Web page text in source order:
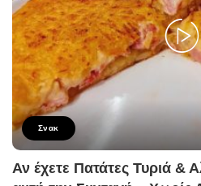
Σνακ
Αν έχετε Πατάτες Τυριά &